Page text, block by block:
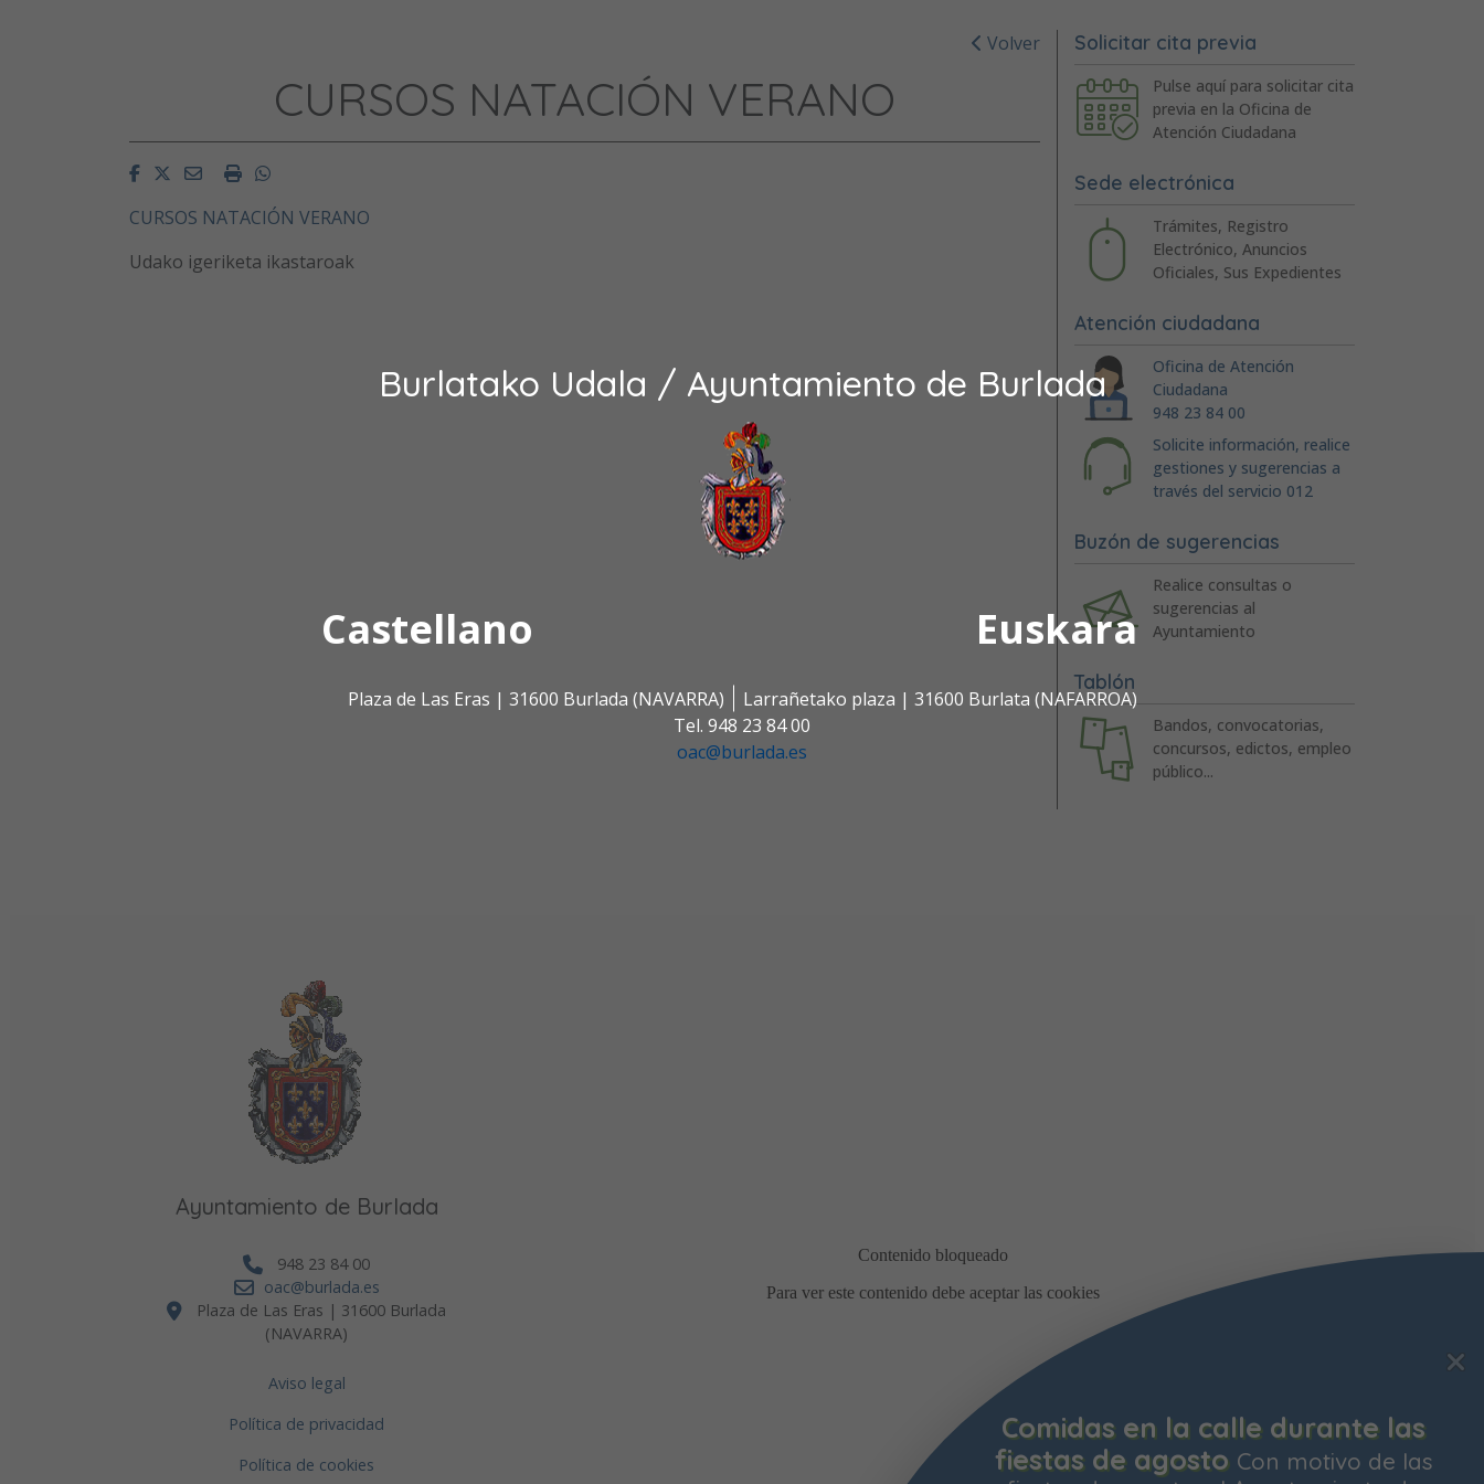
Burlatako Udala / Ayuntamiento de Burlada
Castellano Euskara
Plaza de Las Eras | 31600 Burlada (NAVARRA)
Larrañetako plaza | 31600 Burlata (NAFARROA)
Tel. 948 23 84 00
oac@burlada.es
Comidas en la calle durante las
fiestas de agosto Con motivo de las
Volver
CURSOS NATACIÓN VERANO
FacebookTwitterEmailImprimirWhatsapp
CURSOS NATACIÓN VERANO
Udako igeriketa ikastaroak
Solicitar cita previa
Pulse aquí para solicitar cita
previa en la Oficina de
Atención Ciudadana
Sede electrónica
Trámites, Registro
Electrónico, Anuncios
Oficiales, Sus Expedientes
Atención ciudadana
Oficina de Atención
Ciudadana
948 23 84 00
Solicite información, realice
gestiones y sugerencias a
través del servicio 012
Buzón de sugerencias
Realice consultas o
sugerencias al
Ayuntamiento
Tablón
Bandos, convocatorias,
concursos, edictos, empleo
público...
Ayuntamiento de Burlada
948 23 84 00
oac@burlada.es
Plaza de Las Eras | 31600 Burlada
(NAVARRA)
Aviso legal
Política de privacidad
Política de cookies